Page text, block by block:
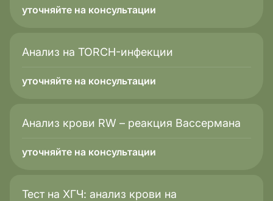
уточняйте на консультации
Анализ на TORCH-инфекции
уточняйте на консультации
Анализ крови RW – реакция Вассермана
уточняйте на консультации
Тест на ХГЧ: анализ крови на